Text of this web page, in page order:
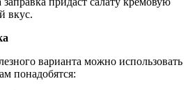
вкус.
варианта можно использовать
понадобятся: